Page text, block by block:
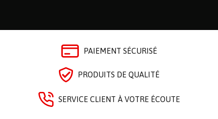
PAIEMENT SÉCURISÉ
PRODUITS DE QUALITÉ
SERVICE CLIENT À VOTRE ÉCOUTE